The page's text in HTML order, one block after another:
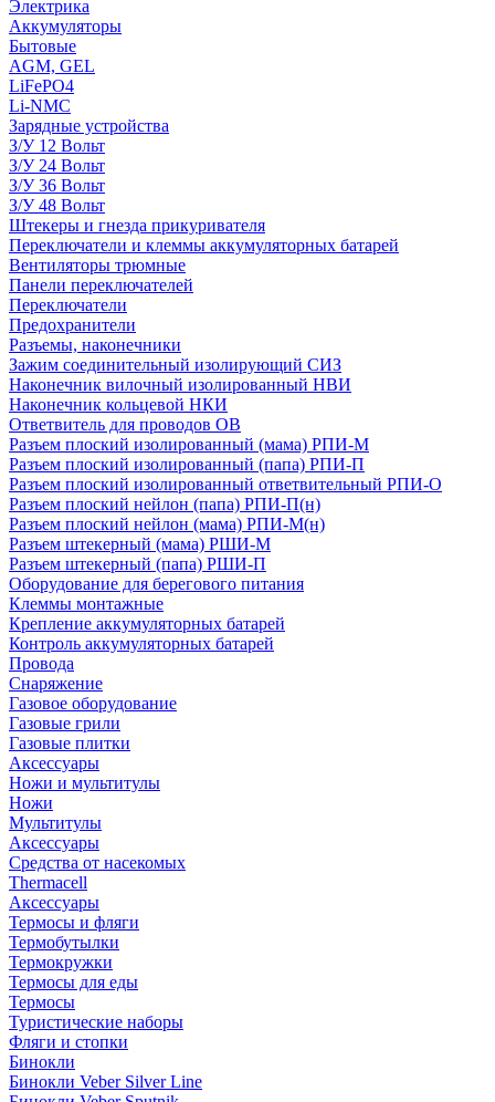
Электрика
Аккумуляторы
Бытовые
AGM, GEL
LiFePO4
Li-NMC
Зарядные устройства
З/У 12 Вольт
З/У 24 Вольт
З/У 36 Вольт
З/У 48 Вольт
Штекеры и гнезда прикуривателя
Переключатели и клеммы аккумуляторных батарей
Вентиляторы трюмные
Панели переключателей
Переключатели
Предохранители
Разъемы, наконечники
Зажим соединительный изолирующий СИЗ
Наконечник вилочный изолированный НВИ
Наконечник кольцевой НКИ
Ответвитель для проводов ОВ
Разъем плоский изолированный (мама) РПИ-М
Разъем плоский изолированный (папа) РПИ-П
Разъем плоский изолированный ответвительный РПИ-О
Разъем плоский нейлон (папа) РПИ-П(н)
Разъем плоский нейлон (мама) РПИ-М(н)
Разъем штекерный (мама) РШИ-М
Разъем штекерный (папа) РШИ-П
Оборудование для берегового питания
Клеммы монтажные
Крепление аккумуляторных батарей
Контроль аккумуляторных батарей
Провода
Снаряжение
Газовое оборудование
Газовые грили
Газовые плитки
Аксессуары
Ножи и мультитулы
Ножи
Мультитулы
Аксессуары
Средства от насекомых
Thermacell
Аксессуары
Термосы и фляги
Термобутылки
Термокружки
Термосы для еды
Термосы
Туристические наборы
Фляги и стопки
Бинокли
Бинокли Veber Silver Line